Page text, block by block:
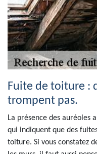
Fuite de toiture :
trompent pas.
La présence des auréoles
qui indiquent que des
toiture. Si vous constatez